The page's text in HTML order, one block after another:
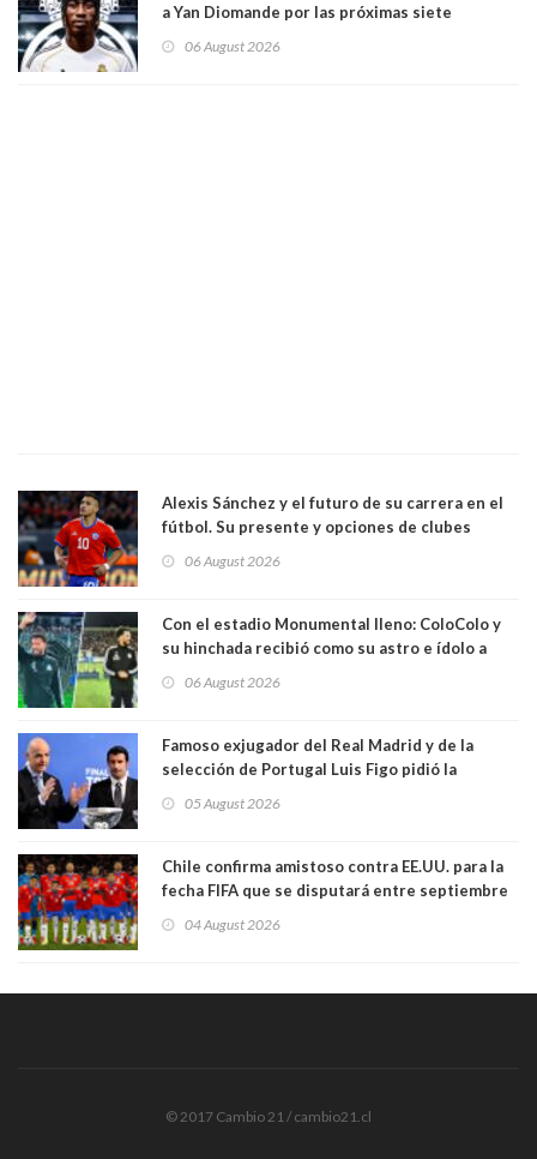
a Yan Diomande por las próximas siete
06 August 2026
Alexis Sánchez y el futuro de su carrera en el
fútbol. Su presente y opciones de clubes
06 August 2026
Con el estadio Monumental lleno: ColoColo y
su hinchada recibió como su astro e ídolo a
06 August 2026
Famoso exjugador del Real Madrid y de la
selección de Portugal Luis Figo pidió la
comportamiento más bajo y cobarde que he
05 August 2026
Chile confirma amistoso contra EE.UU. para la
fecha FIFA que se disputará entre septiembre
04 August 2026
© 2017 Cambio 21 / cambio21.cl